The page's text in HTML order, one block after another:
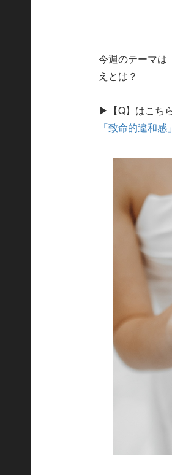
今週のテーマは
えとは？
▶【Q】はこち
「致命的違和感